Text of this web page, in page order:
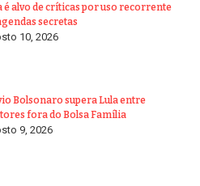
é alvo de críticas por uso recorrente
secretas
10, 2026
Bolsonaro supera Lula entre
fora do Bolsa Família
9, 2026